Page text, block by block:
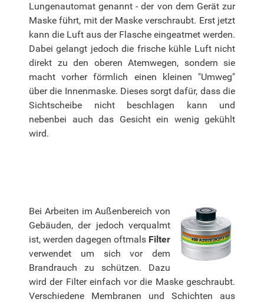
Lungenautomat genannt - der von dem Gerät zur
Maske führt, mit der Maske verschraubt. Erst jetzt
kann die Luft aus der Flasche eingeatmet werden.
Dabei gelangt jedoch die frische kühle Luft nicht
direkt zu den oberen Atemwegen, sondern sie
macht vorher förmlich einen kleinen "Umweg"
über die Innenmaske. Dieses sorgt dafür, dass die
Sichtscheibe nicht beschlagen kann und
nebenbei auch das Gesicht ein wenig gekühlt
wird.
Bei Arbeiten im Außenbereich von
Gebäuden, der jedoch verqualmt
ist, werden dagegen oftmals Filter
verwendet um sich vor dem
Brandrauch zu schützen. Dazu
wird der Filter einfach vor die Maske geschraubt.
Verschiedene Membranen und Schichten aus